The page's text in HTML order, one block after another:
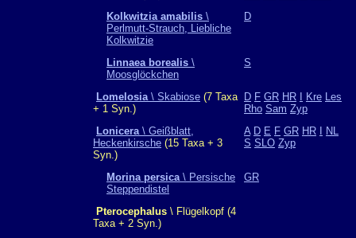
Kolkwitzia amabilis \
Perlmutt-Strauch, Liebliche
Kolkwitzie
D
Linnaea borealis \
Moosglöckchen
S
Lomelosia\ Skabiose (7 Taxa
+ 1 Syn.)
D F GR HR Kre Les
Rho Sam Zyp
Lonicera\ Geißblatt,
Heckenkirsche (15 Taxa + 3
Syn.)
A D E F GR HR
NL
S SLO Zyp
Morina persica\ Persische
Steppendistel
GR
Pterocephalus \ Flügelkopf (4
Taxa + 2 Syn.)